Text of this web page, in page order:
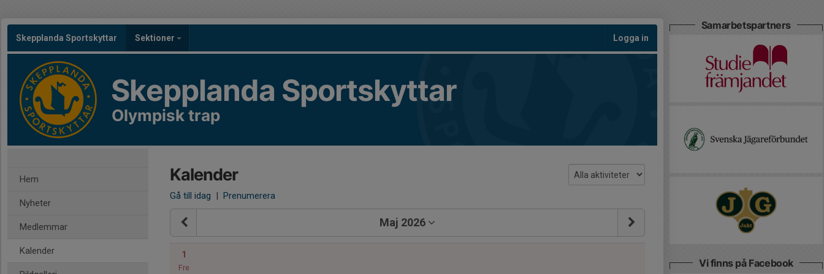
Skepplanda Sportskyttar Sektioner Logga in
Skepplanda Sportskyttar
Olympisk trap
Hem
Nyheter
Medlemmar
Kalender
Kalender
Gå till idag | Prenumerera
Maj 2026
1
Fre
Samarbetspartners
Vi finns på Facebook